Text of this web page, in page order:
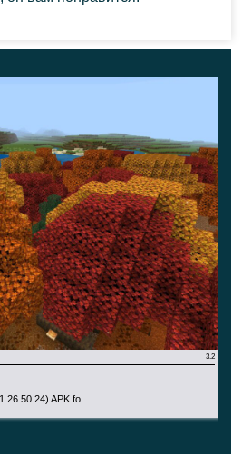
следовать за party leader в
servers.
себя ближе к Java Edition, а
передают импульс после
бронюнаконец-то
nuggets.
устройств
совместим с широким
3.2
APK fo...